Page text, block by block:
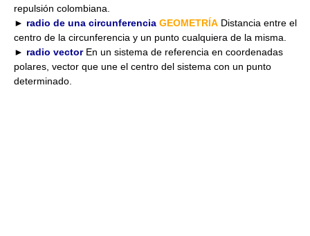
repulsión colombiana.
► radio de una circunferencia GEOMETRÍA Distancia entre el
centro de la circunferencia y un punto cualquiera de la misma.
► radio vectorEn un sistema de referencia en coordenadas
polares, vector que une el centro del sistema con un punto
determinado.